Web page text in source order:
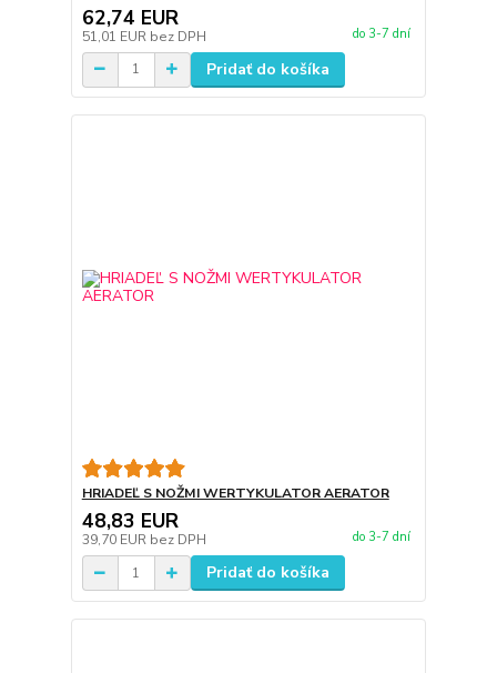
62,74 EUR
51,01 EUR bez DPH do 3-7 dní
Pridať do košíka
HRIADEĽ S NOŽMI WERTYKULATOR AERATOR
48,83 EUR
39,70 EUR bez DPH do 3-7 dní
Pridať do košíka